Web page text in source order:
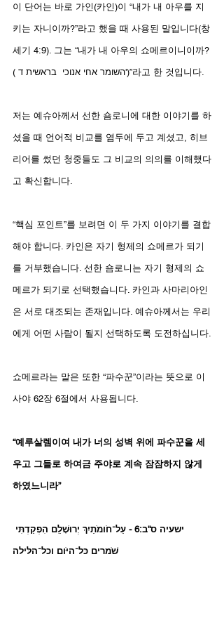
이 단어는 바로 가인(카인)이 “내가 내 아우를 지
키는 자니이까?”라고 했을 때 사용된 말입니다(창
세기 4:9). 그는 “내가 내 아우의 쇼메르이니이까?
( השומר אחי אנוכי  בראשית ד')”라고 한 것입니다.
저는 예슈아께서 선한 숌로니에 대한 이야기를 하
셨을 때 언어적 비교를 염두에 두고 계셨고, 히브
리어를 썼던 청중들도 그 비교의 의의를 이해했다
고 확신합니다.
“핵심 포인트”를 보려면 이 두 가지 이야기를 결합
해야 합니다. 카인은 자기 형제의 쇼메르가 되기
를 거부했습니다. 선한 숌로니는 자기 형제의 쇼
메르가 되기로 선택했습니다. 카인과 사마리아인
은 서로 대조되는 존재입니다. 예슈아께서는 우리
에게 어떤 사람이 될지 선택하도록 도전하십니다.
쇼메르라는 말은 또한 “파수꾼”이라는 뜻으로 이
사야 62장 6절에서 사용됩니다.
“예루살렘이여 내가 너의 성벽 위에 파수꾼을 세
우고 그들로 하여금 주야로 계속 잠잠하지 않게
하였느니라”
ישעיה ס''ב:6 - עַל־חֹומֹתַיִךְ יְרוּשָׁלַ͏ִם הִפְקַדְתִּי
שֹׁמְרִים כָּל־הַיֹּום וְכָל־הַלַּיְלָה